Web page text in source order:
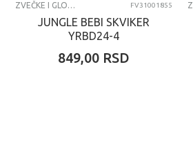
ZVEČKE I GLODALICE FV31001855
JUNGLE BEBI SKVIKER
YRBD24-4
849,00 RSD